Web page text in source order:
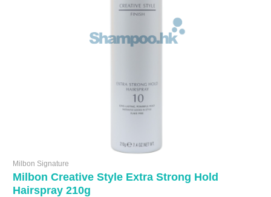
Milbon Signature
Milbon Creative Style Extra Strong Hold
Hairspray 210g